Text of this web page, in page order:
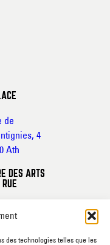
des technologies telles que les
de
4
Ath
DES ARTS